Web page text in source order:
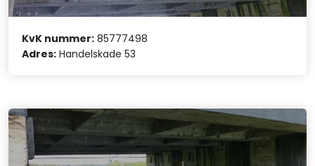
KvK nummer: 85777498
Adres: Handelskade 53